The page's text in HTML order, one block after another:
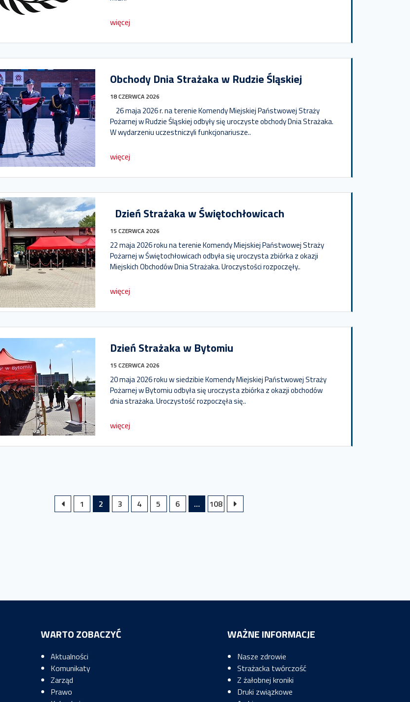
więcej
Obchody Dnia Strażaka w Rudzie Śląskiej
18 CZERWCA 2026
26 maja 2026 r. na terenie Komendy Miejskiej Państwowej Straży
Pożarnej w Rudzie Śląskiej odbyły się uroczyste obchody Dnia Strażaka.
W wydarzeniu uczestniczyli funkcjonariusze..
więcej
Dzień Strażaka w Świętochłowicach
15 CZERWCA 2026
22 maja 2026 roku na terenie Komendy Miejskiej Państwowej Straży
Pożarnej w Świętochłowicach odbyła się uroczysta zbiórka z okazji
Miejskich Obchodów Dnia Strażaka. Uroczystości rozpoczęły..
więcej
Dzień Strażaka w Bytomiu
15 CZERWCA 2026
20 maja 2026 roku w siedzibie Komendy Miejskiej Państwowej Straży
Pożarnej w Bytomiu odbyła się uroczysta zbiórka z okazji obchodów
dnia strażaka. Uroczystość rozpoczęła się..
więcej
1 2 3 4 5 6 … 108
WARTO ZOBACZYĆ
Aktualności
Komunikaty
Zarząd
Prawo
WAŻNE INFORMACJE
Nasze zdrowie
Strażacka twórczość
Z żałobnej kroniki
Druki związkowe